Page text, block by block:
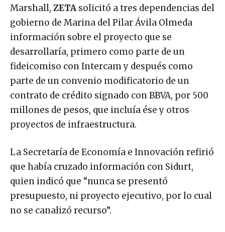
Marshall, ZETA solicitó a tres dependencias del
gobierno de Marina del Pilar Ávila Olmeda
información sobre el proyecto que se
desarrollaría, primero como parte de un
fideicomiso con Intercam y después como
parte de un convenio modificatorio de un
contrato de crédito signado con BBVA, por 500
millones de pesos, que incluía ése y otros
proyectos de infraestructura.
La Secretaría de Economía e Innovación refirió
que había cruzado información con Sidurt,
quien indicó que “nunca se presentó
presupuesto, ni proyecto ejecutivo, por lo cual
no se canalizó recurso”.